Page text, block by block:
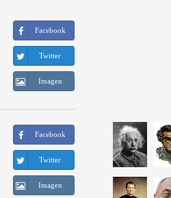
Facebook
Twitter
Imagen
Facebook
Twitter
Imagen